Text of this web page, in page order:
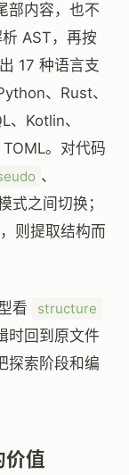
部内容，也不
AST，再按
17 种语言支
、Rust、
、Kotlin、
。对代码
、
式之间切换；
则提取结构而
看 structure
时回到原文件
探索阶段和编
价值